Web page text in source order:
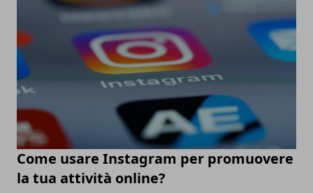
Come usare Instagram per promuovere
la tua attività online?